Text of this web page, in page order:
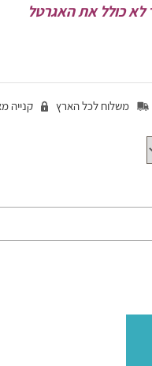
כולל את האגרטל
משלוח לכל הארץ קנייה